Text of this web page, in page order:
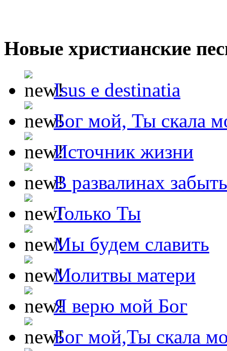
Новые христианские
Isus e destinatia
Бог мой, Ты скала
Источник жизни
В развалинах
Только Ты
Мы будем славить
Молитвы матери
Я верю мой Бог
Бог мой,Ты скала